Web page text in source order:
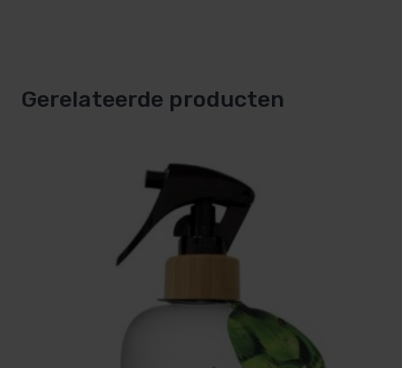
Gerelateerde producten